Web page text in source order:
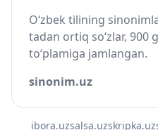
O‘zbek tilining
tadan ortiq so‘zlar, 900
to‘plamiga jamlangan.
sinonim.uz
ibora.uzsalsa.uzskripka.uz